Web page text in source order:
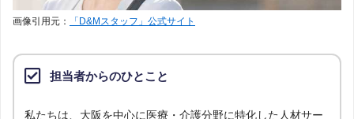
画像引用元： 「D&Mスタッフ」公式サイト
担当者からのひとこと
私たちは、大阪を中心に医療・介護分野に特化した人材サー